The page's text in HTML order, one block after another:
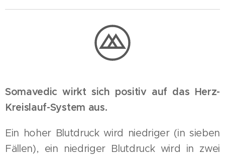
Somavedic wirkt sich positiv auf das Herz-
Kreislauf-System aus.
Ein hoher Blutdruck wird niedriger (in sieben
Fällen), ein niedriger Blutdruck wird in zwei